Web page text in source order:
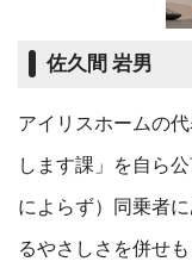
佐久間 岩男
アイリスホームの
します課」を自ら
によらず）同乗者
るやさしさを併せ